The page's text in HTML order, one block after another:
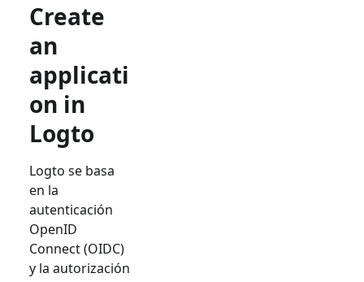
Create
an
applicati
on in
Logto
Logto se basa
en la
autenticación
OpenID
Connect (OIDC)
y la autorización